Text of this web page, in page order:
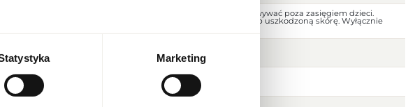
Marketing
łatwopalny. Trzymać z dala od ognia i źródeł ciepła. Przechowywać poza zasięgiem dzieci.
w chłodnym miejscu. Nie stosować na podrażnioną lub uszkodzoną skórę. Wyłącznie
ZAPISZ